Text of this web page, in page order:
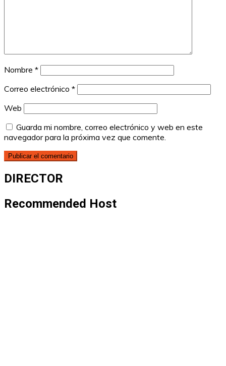
Nombre *
Correo electrónico *
Web
Guarda mi nombre, correo electrónico y web en este
navegador para la próxima vez que comente.
DIRECTOR
Recommended Host